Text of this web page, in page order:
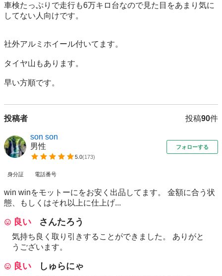
車検たっぷりで走行も6万キロ台なので見た目をあまり気に
してない人向けです。
社外アルミホイール付いてます。
タイヤ山もあります。
早い方順です。
投稿者 投稿90件
son son
男性
5.0(173)
フォローする
身分証 電話番号
win winをモットーにをお安く出品してます。 金額に合う状
態、もしくはそれ以上に仕上げ...
良い さんたろう
気持ち良く取り引きすることができました。 ありがと
うございます。
良い しゅらにゃ